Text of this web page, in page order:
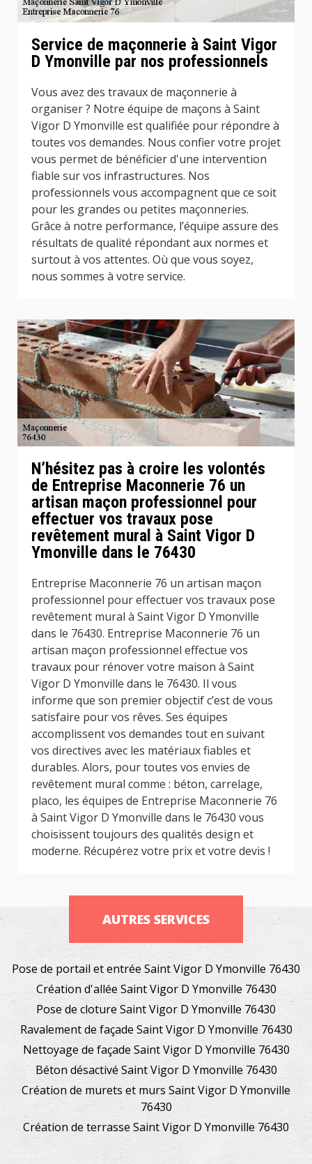
Service de maçonnerie à Saint Vigor
D Ymonville par nos professionnels
Vous avez des travaux de maçonnerie à
organiser ? Notre équipe de maçons à Saint
Vigor D Ymonville est qualifiée pour répondre à
toutes vos demandes. Nous confier votre projet
vous permet de bénéficier d'une intervention
fiable sur vos infrastructures. Nos
professionnels vous accompagnent que ce soit
pour les grandes ou petites maçonneries.
Grâce à notre performance, l’équipe assure des
résultats de qualité répondant aux normes et
surtout à vos attentes. Où que vous soyez,
nous sommes à votre service.
N’hésitez pas à croire les volontés
de Entreprise Maconnerie 76 un
artisan maçon professionnel pour
effectuer vos travaux pose
revêtement mural à Saint Vigor D
Ymonville dans le 76430
Entreprise Maconnerie 76 un artisan maçon
professionnel pour effectuer vos travaux pose
revêtement mural à Saint Vigor D Ymonville
dans le 76430. Entreprise Maconnerie 76 un
artisan maçon professionnel effectue vos
travaux pour rénover votre maison à Saint
Vigor D Ymonville dans le 76430. Il vous
informe que son premier objectif c’est de vous
satisfaire pour vos rêves. Ses équipes
accomplissent vos demandes tout en suivant
vos directives avec les matériaux fiables et
durables. Alors, pour toutes vos envies de
revêtement mural comme : béton, carrelage,
placo, les équipes de Entreprise Maconnerie 76
à Saint Vigor D Ymonville dans le 76430 vous
choisissent toujours des qualités design et
moderne. Récupérez votre prix et votre devis !
AUTRES SERVICES
Pose de portail et entrée Saint Vigor D Ymonville 76430
Création d'allée Saint Vigor D Ymonville 76430
Pose de cloture Saint Vigor D Ymonville 76430
Ravalement de façade Saint Vigor D Ymonville 76430
Nettoyage de façade Saint Vigor D Ymonville 76430
Béton désactivé Saint Vigor D Ymonville 76430
Création de murets et murs Saint Vigor D Ymonville
76430
Création de terrasse Saint Vigor D Ymonville 76430